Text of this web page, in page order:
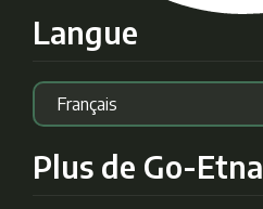
Langue
Plus de Go-Etna